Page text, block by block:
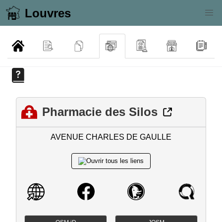
Louvres
Pharmacie des Silos
AVENUE CHARLES DE GAULLE